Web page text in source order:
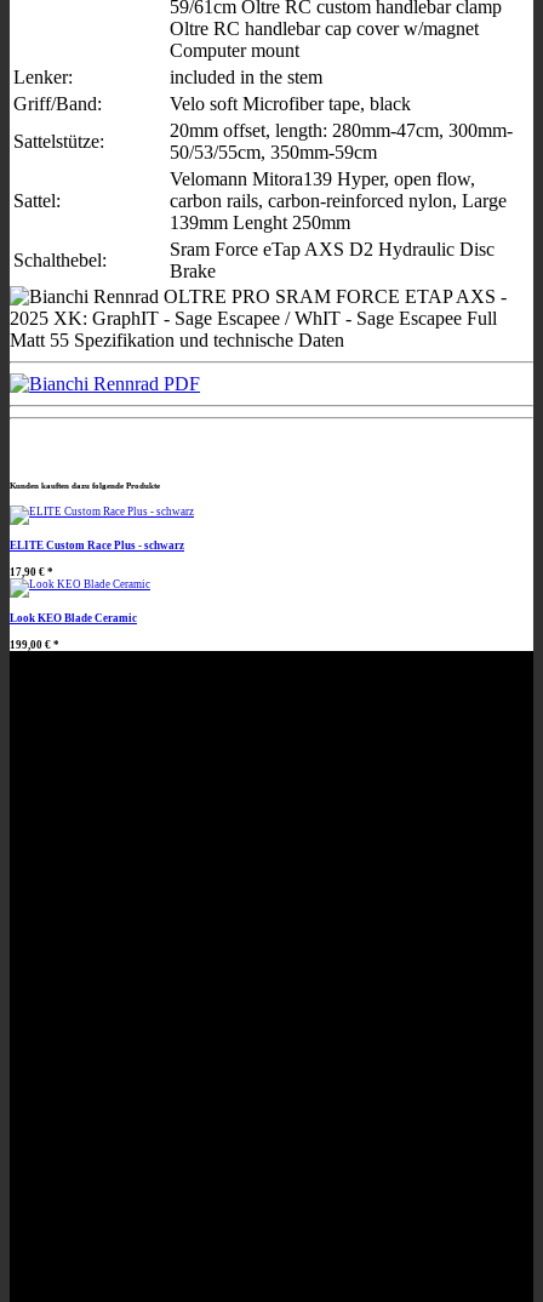
59/61cm Oltre RC custom handlebar clamp
Oltre RC handlebar cap cover w/magnet
Computer mount
Lenker:
included in the stem
Griff/Band:
Velo soft Microfiber tape, black
Sattelstütze:
20mm offset, length: 280mm-47cm, 300mm-
50/53/55cm, 350mm-59cm
Sattel:
Velomann Mitora139 Hyper, open flow,
carbon rails, carbon-reinforced nylon, Large
139mm Lenght 250mm
Schalthebel:
Sram Force eTap AXS D2 Hydraulic Disc
Brake
Kunden kauften dazu folgende Produkte
ELITE Custom Race Plus - schwarz
17,90 € *
Look KEO Blade Ceramic
199,00 € *